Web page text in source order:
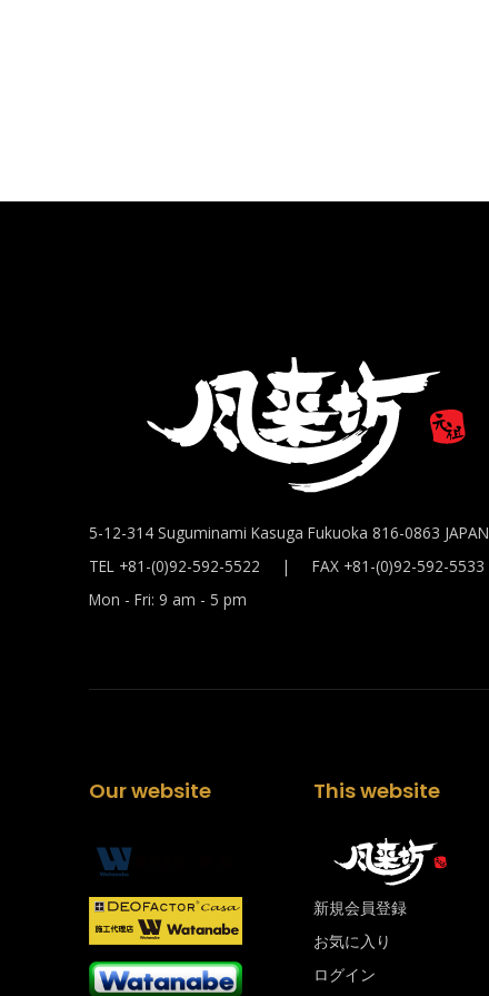
5-12-314 Suguminami Kasuga Fukuoka 816-0863 JAPAN
TEL +81-(0)92-592-5522 | FAX +81-(0)92-592-5533
Mon - Fri: 9 am - 5 pm
Our website This website
新規会員登録
お気に入り
ログイン